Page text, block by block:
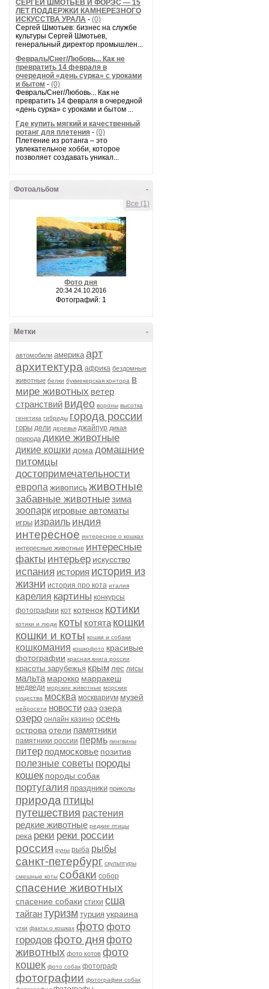
СЕРГЕЙ ШМОТЬЕВ И ФОРЭС — 15
ЛЕТ ПОДДЕРЖКИ КАМНЕРЕЗНОГО
ИСКУССТВА УРАЛА - (0)
Сергей Шмотьев: бизнес на службе
культуры Сергей Шмотьев,
генеральный директор промышлен...
Февраль/Снег/Любовь... Как не
превратить 14 февраля в
очередной «день сурка» с уроками
и бытом - (0)
Февраль/Снег/Любовь... Как не
превратить 14 февраля в очередной
«день сурка» с уроками и бытом ...
Где купить мягкий и качественный
ротанг для плетения - (0)
Плетение из ротанга – это
увлекательное хобби, которое
позволяет создавать уникал...
-
Фотоальбом
Все (1)
Фото дня
20:34 24.10.2016
Фотографий: 1
-
Метки
автомобили америка арт
архитектура африка бездомные
животные белки букмекерская контора в
мире животных ветер
странствий видео вороны высотка
генетика гибриды города россии
горы дели деревья джайпур дикая
природа дикие животные
дикие кошки дома домашние
питомцы
достопримечательности
европа живописьживотные
забавные животныезима
зоопарк игровые автоматы
игры израиль индия
интересное интересное о кошках
интересные животные интересные
факты интерьер искусство
испания история история из
жизни история про кота италия
карелия картины конкурсы
фотографии кот котенок котики
котики и люди коты котята кошки
кошки и коты кошки и собаки
кошкомания кошкофото красивые
фотографии красная книга россии
красоты зарубежья крым лес лисы
мальта марокко марракеш
медведи морские животные морские
существа москва москвариум музей
нейросети новостиоаэозера
озеро онлайн казино осень
острова отели памятники
памятники россии пермь пингвины
питер подмосковье позитив
полезные советы породы
кошек породы собак
португалия праздники приколы
природа птицы
путешествия растения
редкие животные редкие птицы
река реки реки россии
россия руны рыба рыбы
санкт-петербург скульптуры
смешные коты собаки собор
спасение животных
спасение собаки стихи сша
тайгантуризм турция украина
утки факты о кошках фото фото
городовфото дня фото
животных фото котов фото
кошек фото собак фотограф
фотографии фотографии собак